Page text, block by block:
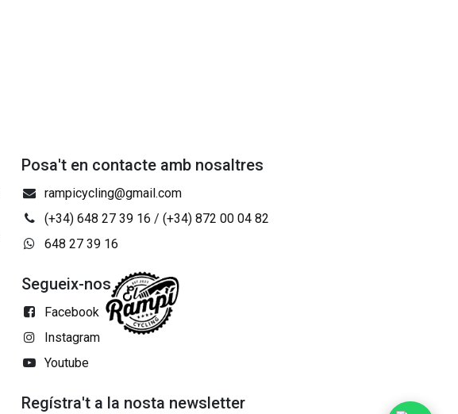
Posa't en contacte amb nosaltres
rampicycling@gmail.com
(+34) 648 27 39 16 / (+34) 872 00 04 82
648 27 39 16
Segueix-nos
Facebook
Instagram
Youtube
Regístra't a la nosta newsletter